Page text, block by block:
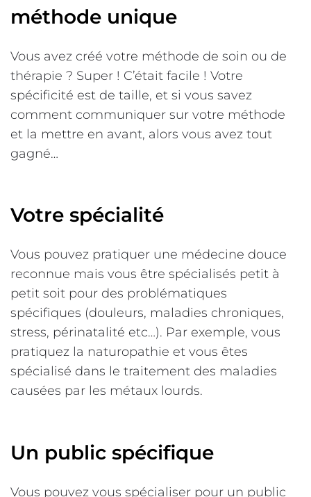
méthode unique
Vous avez créé votre méthode de soin ou de
thérapie ? Super ! C’était facile ! Votre
spécificité est de taille, et si vous savez
comment communiquer sur votre méthode
et la mettre en avant, alors vous avez tout
gagné…
Votre spécialité
Vous pouvez pratiquer une médecine douce
reconnue mais vous être spécialisés petit à
petit soit pour des problématiques
spécifiques (douleurs, maladies chroniques,
stress, périnatalité etc…). Par exemple, vous
pratiquez la naturopathie et vous êtes
spécialisé dans le traitement des maladies
causées par les métaux lourds.
Un public spécifique
Vous pouvez vous spécialiser pour un public